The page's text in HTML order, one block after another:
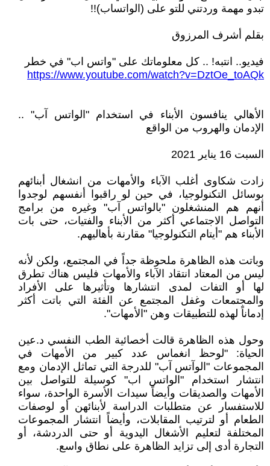
تبدو مهمة وردتني للتو على (الواتساب)!!
بقلم أشرف المرزوق
فيديو.. انتبه! .. كل معلوماتك على "واتس اب" في خطر
https://www.youtube.com/watch?v=DztOe_toAQk
الأهالي ينافسون الأبناء في استخدام "الواتس آب" ..
الإدمان والهروب من الواقع
السبت 16 يناير 2021
زادت شكاوى أغلب الآباء والأمهات من انشغال أبنائهم
بوسائل التكنولوجيا، في حين لو راقبوا أنفسهم لوجدوا
أنهم هم المنشغلون "بالواتس آب" وغيره من برامج
التواصل الاجتماعي أكثر من الأبناء والفتيات، حتى بات
الأبناء هم "أيتام التكنولوجيا" مقارنة بأهاليهم.
وباتت هذه الظاهرة ملحوظة جداً في المجتمع، ولكن لأنه
ليس من المعتاد انتقاد الآباء والأمهات فليس هناك تطرق
لها أو التفات لمدى انتشارها وتأثيرها على الأفراد
والمجتمعات وغفل المجتمع عن الفئة التي باتت أكثر
إدماناً لهذه للتطبيقات وهن "الأمهات".
وحول هذه الظاهرة قالت أخصائية الطب النفسي د.عين
الحياة: "لوحظ انغماس عدد كبير من الأمهات في
المجموعات "الوآتس آب" للدرجة التي تماثل الإدمان ومع
انتشار استخدام "الواتس اب" كوسيلة للتواصل بين
الأمهات والصديقات وأيضاً سيدات الأسرة الواحدة، سواء
للاستفسار عن متطلبات الدراسة لأبنائهن أو لوصفات
الطعام أو لترتيب المقابلات، وأيضاً انتشار المجموعات
المختلفة لتعليم الأشغال اليدوية أو حتى الدردشة، أو
التجارة أدى إلى تزايد الظاهرة على نطاق واسع.